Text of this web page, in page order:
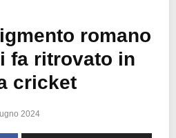
romano
fa ritrovato in
cricket
2024